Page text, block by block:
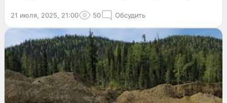
21 июля, 2025, 21:00 50 Обсудить